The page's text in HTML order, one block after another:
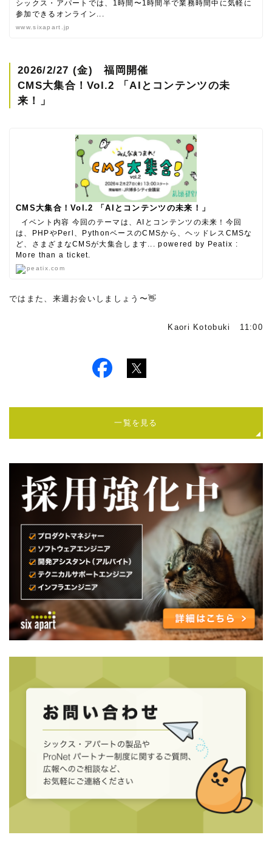
シックス・アパートでは、1時間〜1時間半で業務時間中に気軽に
参加できるオンライン...
www.sixapart.jp
2026/2/27 (金) 福岡開催
CMS大集合！Vol.2 「AIとコンテンツの未
来！」
CMS大集合！Vol.2 「AIとコンテンツの未来！」
イベント内容 今回のテーマは、AIとコンテンツの未来！今回
は、PHPやPerl、PythonベースのCMSから、ヘッドレスCMSな
ど、さまざまなCMSが大集合します... powered by Peatix :
More than a ticket.
peatix.com
ではまた、来週お会いしましょう〜👋
Kaori Kotobuki 11:00
一覧を見る